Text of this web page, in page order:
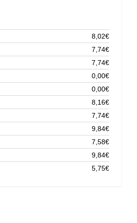
8,02€
7,74€
7,74€
0,00€
0,00€
8,16€
7,74€
9,84€
7,58€
9,84€
5,75€